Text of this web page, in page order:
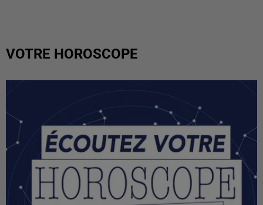
VOTRE HOROSCOPE